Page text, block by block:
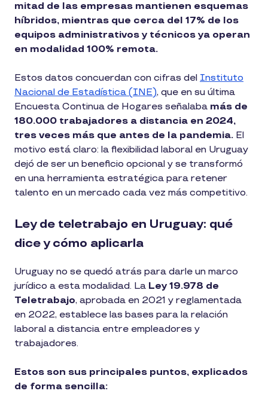
mitad de las empresas mantienen esquemas
híbridos, mientras que cerca del 17% de los
equipos administrativos y técnicos ya operan
en modalidad 100% remota.
Estos datos concuerdan con cifras del Instituto
Nacional de Estadística (INE), que en su última
Encuesta Continua de Hogares señalaba más de
180.000 trabajadores a distancia en 2024,
tres veces más que antes de la pandemia. El
motivo está claro: la flexibilidad laboral en Uruguay
dejó de ser un beneficio opcional y se transformó
en una herramienta estratégica para retener
talento en un mercado cada vez más competitivo.
Ley de teletrabajo en Uruguay: qué
dice y cómo aplicarla
Uruguay no se quedó atrás para darle un marco
jurídico a esta modalidad. La Ley 19.978 de
Teletrabajo, aprobada en 2021 y reglamentada
en 2022, establece las bases para la relación
laboral a distancia entre empleadores y
trabajadores.
Estos son sus principales puntos, explicados
de forma sencilla: